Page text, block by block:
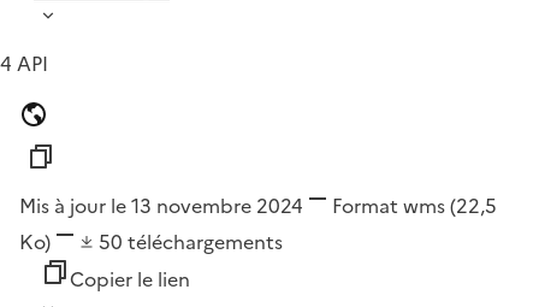
4 API
Mis à jour le 13 novembre 2024 Format wms(22,5
Ko)
50 téléchargements
Copier le lien